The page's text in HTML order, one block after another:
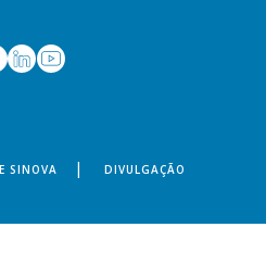
SINOVA DIVULGAÇÃO